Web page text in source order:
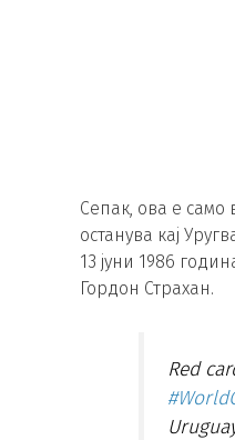
Сепак, ова е само
останува кај
13 јуни 1986
Гордон Страхан.
Red